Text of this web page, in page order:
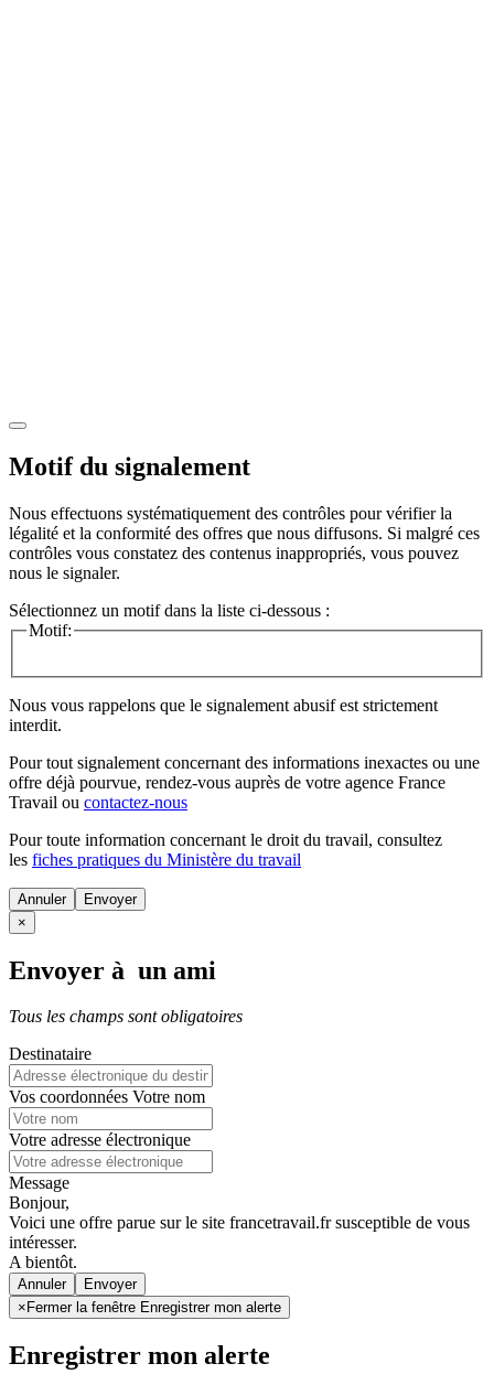
Motif du signalement
Nous effectuons systématiquement des contrôles pour vérifier la
légalité et la conformité des offres que nous diffusons. Si malgré ces
contrôles vous constatez des contenus inappropriés, vous pouvez
nous le signaler.
Sélectionnez un motif dans la liste ci-dessous :
Motif:
Nous vous rappelons que le signalement abusif est strictement
interdit.
Pour tout signalement concernant des informations inexactes ou une
offre déjà pourvue, rendez-vous auprès de votre agence France
Travail ou contactez-nous
Pour toute information concernant le droit du travail, consultez
les fiches pratiques du Ministère du travail
Annuler
×
Envoyer à un ami
Tous les champs sont obligatoires
Destinataire
Vos coordonnées Votre nom
Votre adresse électronique
Message
Bonjour,
Voici une offre parue sur le site francetravail.fr susceptible de vous
intéresser.
A bientôt.
Annuler
× Fermer la fenêtre Enregistrer mon alerte
Enregistrer mon alerte